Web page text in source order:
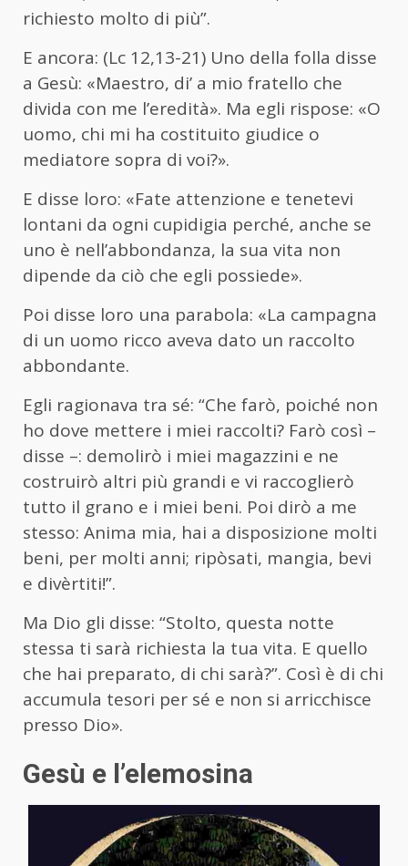
richiesto molto di più”.
E ancora: (Lc 12,13-21) Uno della folla disse
a Gesù: «Maestro, di’ a mio fratello che
divida con me l’eredità». Ma egli rispose: «O
uomo, chi mi ha costituito giudice o
mediatore sopra di voi?».
E disse loro: «Fate attenzione e tenetevi
lontani da ogni cupidigia perché, anche se
uno è nell’abbondanza, la sua vita non
dipende da ciò che egli possiede».
Poi disse loro una parabola: «La campagna
di un uomo ricco aveva dato un raccolto
abbondante.
Egli ragionava tra sé: “Che farò, poiché non
ho dove mettere i miei raccolti? Farò così –
disse –: demolirò i miei magazzini e ne
costruirò altri più grandi e vi raccoglierò
tutto il grano e i miei beni. Poi dirò a me
stesso: Anima mia, hai a disposizione molti
beni, per molti anni; ripòsati, mangia, bevi
e divèrtiti!”.
Ma Dio gli disse: “Stolto, questa notte
stessa ti sarà richiesta la tua vita. E quello
che hai preparato, di chi sarà?”. Così è di chi
accumula tesori per sé e non si arricchisce
presso Dio».
Gesù e l’elemosina